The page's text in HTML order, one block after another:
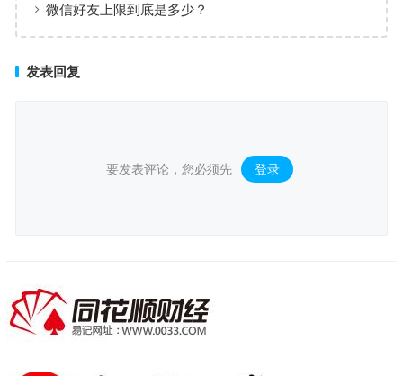
微信好友上限到底是多少？
发表回复
要发表评论，您必须先 登录 。